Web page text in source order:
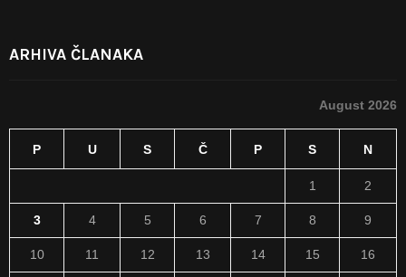
ARHIVA ČLANAKA
August 2026
P U S Č P S N
1 2
3 4 5 6 7 8 9
10 11 12 13 14 15 16